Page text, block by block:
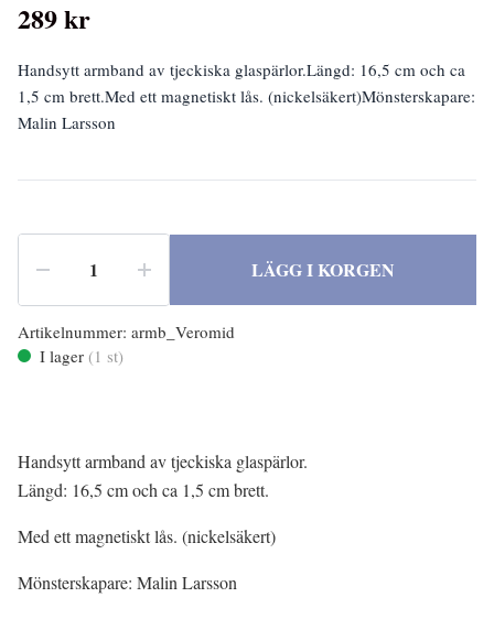
289 kr
Handsytt armband av tjeckiska glaspärlor.Längd: 16,5 cm och ca
1,5 cm brett.Med ett magnetiskt lås. (nickelsäkert)Mönsterskapare:
Malin Larsson
LÄGG I KORGEN
Artikelnummer: armb_Veromid
I lager (1 st)
Handsytt armband av tjeckiska glaspärlor.
Längd: 16,5 cm och ca 1,5 cm brett.
Med ett magnetiskt lås. (nickelsäkert)
Mönsterskapare: Malin Larsson